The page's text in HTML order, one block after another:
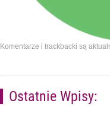
Komentarze i trackbacki są
Ostatnie Wpisy: